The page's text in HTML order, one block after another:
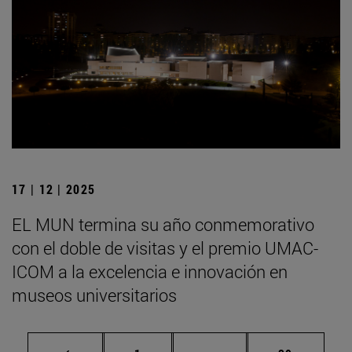
17 | 12 | 2025
EL MUN termina su año conmemorativo
con el doble de visitas y el premio UMAC-
ICOM a la excelencia e innovación en
museos universitarios